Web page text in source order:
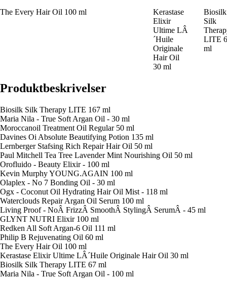
The Every Hair Oil 100 ml
Kerastase
Elixir
Ultime LÂ
´Huile
Originale
Hair Oil
30 ml
Biosilk
Silk
LITE
ml
Produktbeskrivelser
Biosilk Silk Therapy LITE 167 ml
Maria Nila - True Soft Argan Oil - 30 ml
Moroccanoil Treatment Oil Regular 50 ml
Davines Oi Absolute Beautifying Potion 135 ml
Lernberger Stafsing Rich Repair Hair Oil 50 ml
Paul Mitchell Tea Tree Lavender Mint Nourishing Oil 50 ml
Orofluido - Beauty Elixir - 100 ml
Kevin Murphy YOUNG.AGAIN 100 ml
Olaplex - No 7 Bonding Oil - 30 ml
Ogx - Coconut Oil Hydrating Hair Oil Mist - 118 ml
Waterclouds Repair Argan Oil Serum 100 ml
Living Proof - NoÂ FrizzÂ SmoothÂ StylingÂ SerumÂ - 45 ml
GLYNT NUTRI Elixir 100 ml
Redken All Soft Argan-6 Oil 111 ml
Philip B Rejuvenating Oil 60 ml
The Every Hair Oil 100 ml
Kerastase Elixir Ultime LÂ´Huile Originale Hair Oil 30 ml
Biosilk Silk Therapy LITE 67 ml
Maria Nila - True Soft Argan Oil - 100 ml